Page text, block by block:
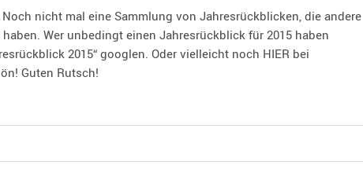
nicht mal eine Sammlung von Jahresrückblicken, die andere
Wer unbedingt einen Jahresrückblick für 2015 haben
2015“ googlen. Oder vielleicht noch HIER bei
Guten Rutsch!